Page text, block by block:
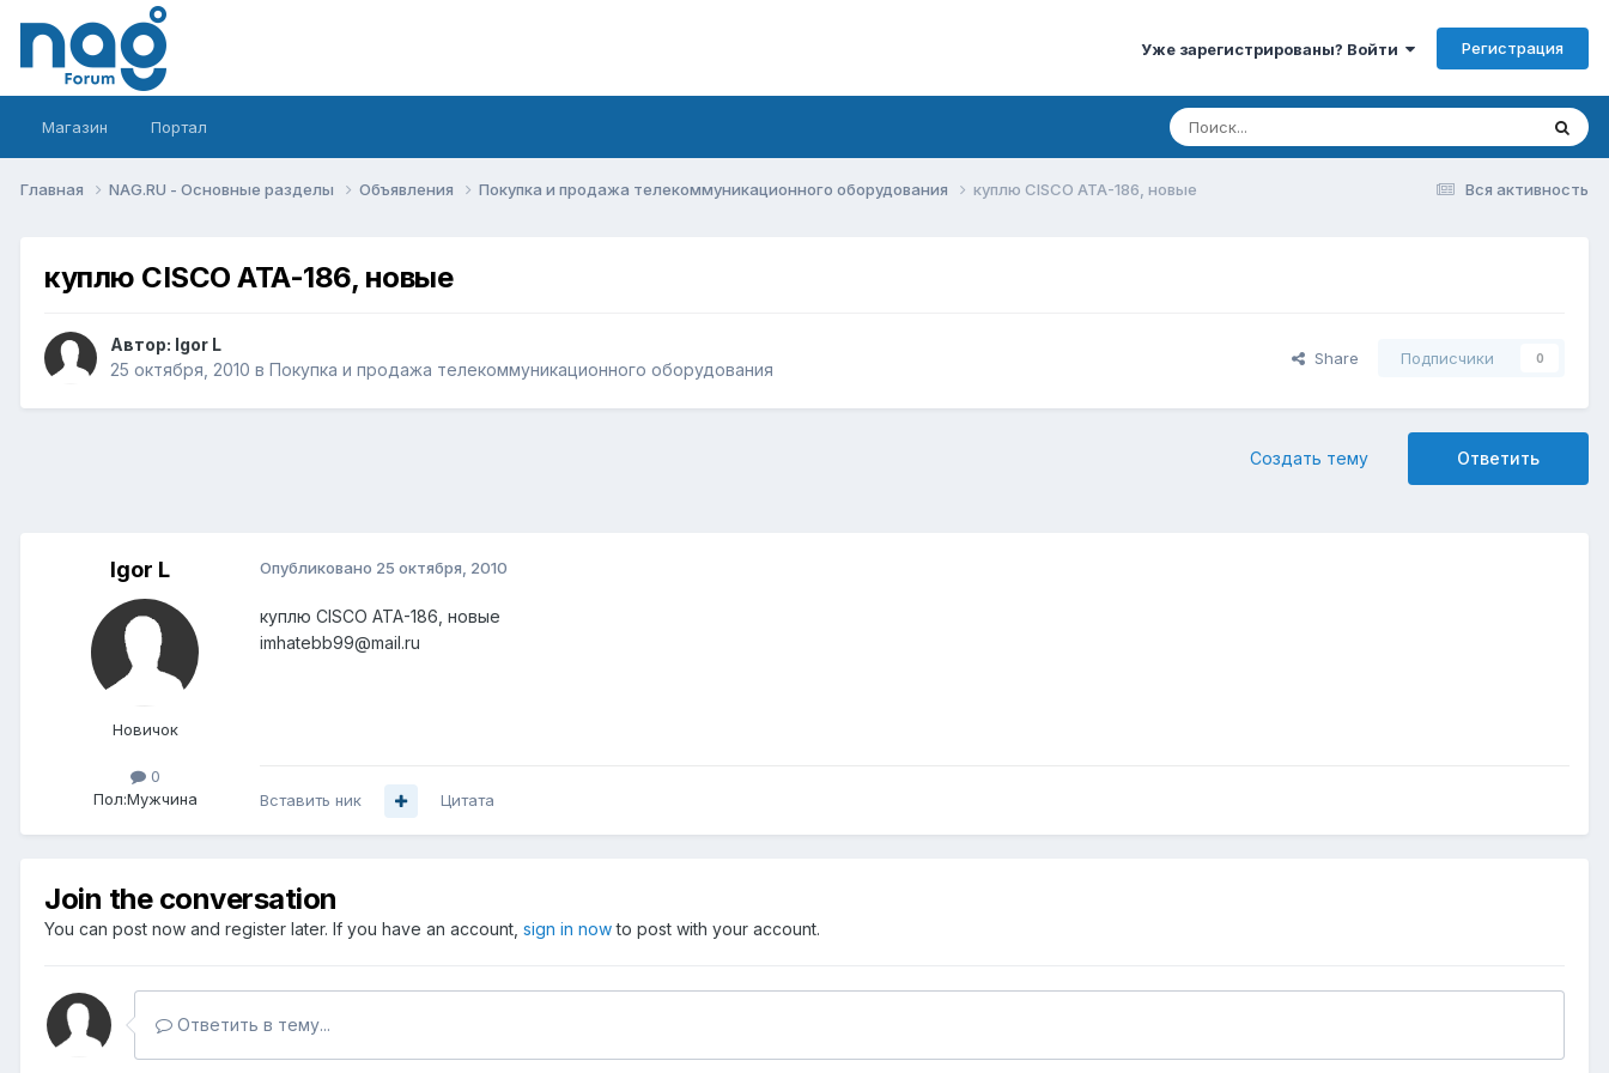
Уже зарегистрированы? Войти Регистрация
Магазин Портал
Вся активность
Главная NAG.RU - Основные разделы Объявления Покупка и продажа телекоммуникационного оборудования куплю CISCO ATA-186, новые
куплю CISCO ATA-186, новые
Автор: Igor L
25 октября, 2010 в Покупка и продажа телекоммуникационного оборудования
Share Подписчики 0
Ответить
Создать тему
Igor L
Новичок
0
Пол:Мужчина
Опубликовано 25 октября, 2010
куплю CISCO ATA-186, новые
imhatebb99@mail.ru
Вставить ник Цитата
Join the conversation
You can post now and register later. If you have an account, sign in nowto post with your account.
Ответить в тему...